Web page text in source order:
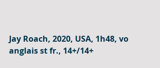
Jay Roach, 2020, USA, 1h48, vo
anglais st fr., 14+/14+